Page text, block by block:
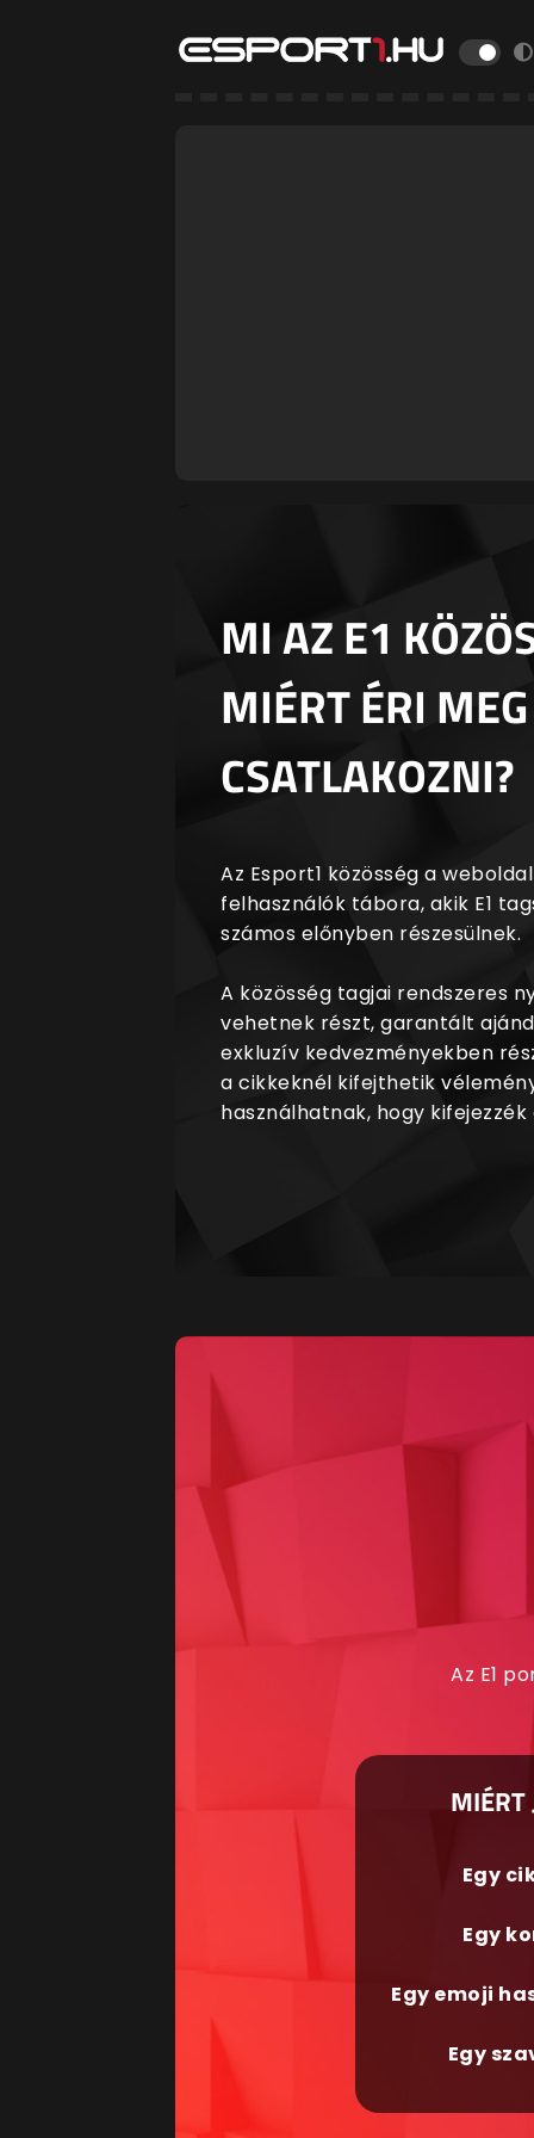
MI AZ E1
MIÉRT ÉRI MEG
CSATLAKOZNI?
Az Esport1 közösség a
felhasználók tábora, akik E1
számos előnyben részesülnek.
A közösség tagjai rendszeres
vehetnek részt, garantált
exkluzív kedvezményekben
a cikkeknél kifejthetik
használhatnak, hogy
Az E1
MIÉRT
Egy
Egy
Egy emoji
Egy